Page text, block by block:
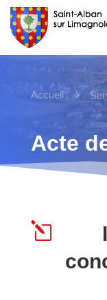
Accueil 5
Acte
l